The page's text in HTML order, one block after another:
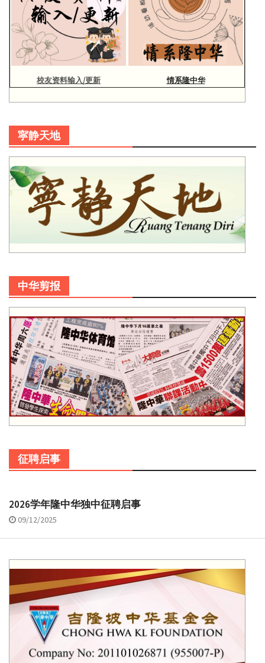
校友资料输入/更新 情系隆中华
寜静天地
中华剪报
征聘启事
2026学年隆中华独中征聘启事
09/12/2025